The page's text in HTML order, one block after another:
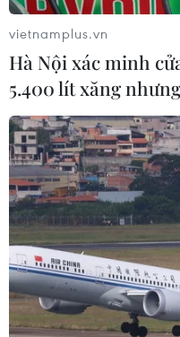
vietnamplus.vn
Hà Nội xác minh
5.400 lít xăng